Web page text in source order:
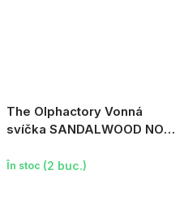
The Olphactory Vonná
svíčka SANDALWOOD NOIR
În stoc (2 buc.)